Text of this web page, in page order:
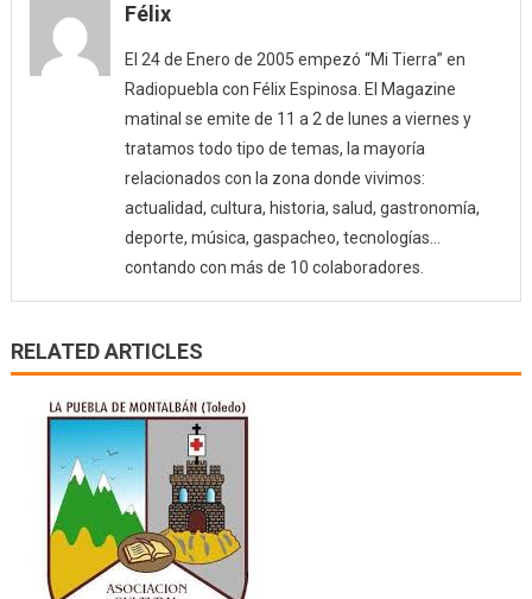
Félix
El 24 de Enero de 2005 empezó “Mi Tierra” en
Radiopuebla con Félix Espinosa. El Magazine
matinal se emite de 11 a 2 de lunes a viernes y
tratamos todo tipo de temas, la mayoría
relacionados con la zona donde vivimos:
actualidad, cultura, historia, salud, gastronomía,
deporte, música, gaspacheo, tecnologías…
contando con más de 10 colaboradores.
RELATED ARTICLES